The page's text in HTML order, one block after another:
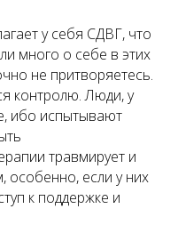
у себя СДВГ, что
много о себе в этих
не притворяетесь.
контролю. Люди, у
ибо испытывают
травмирует и
особенно, если у них
к поддержке и